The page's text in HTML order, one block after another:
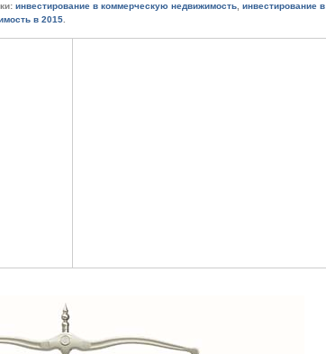
инвестирование в коммерческую недвижимость, инвестирование в
в 2015.